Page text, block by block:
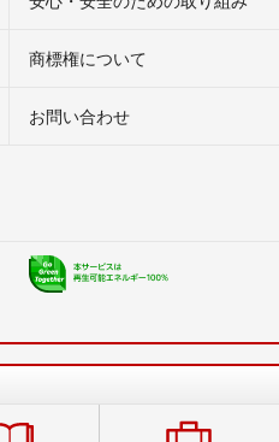
商標権について
お問い合わせ